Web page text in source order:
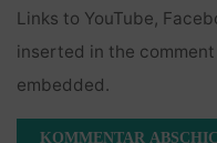
Links to YouTube,
inserted in the
embedded.